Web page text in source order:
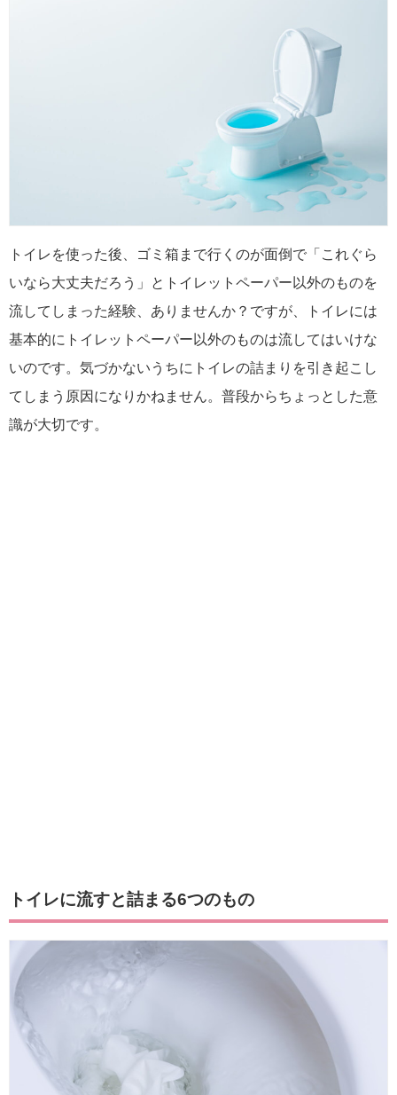
トイレを使った後、ゴミ箱まで行くのが面倒で「これぐら
いなら大丈夫だろう」とトイレットペーパー以外のものを
流してしまった経験、ありませんか？ですが、トイレには
基本的にトイレットペーパー以外のものは流してはいけな
いのです。気づかないうちにトイレの詰まりを引き起こし
てしまう原因になりかねません。普段からちょっとした意
識が大切です。
トイレに流すと詰まる6つのもの